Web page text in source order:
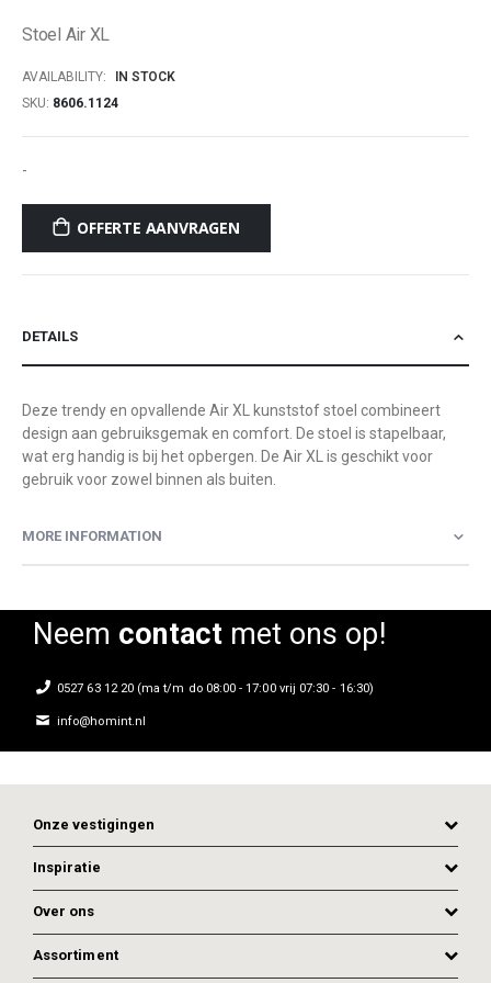
the
gallery
Stoel Air XL
AVAILABILITY:
IN STOCK
SKU 8606.1124
-
OFFERTE AANVRAGEN
DETAILS
Deze trendy en opvallende Air XL kunststof stoel combineert
design aan gebruiksgemak en comfort. De stoel is stapelbaar,
wat erg handig is bij het opbergen. De Air XL is geschikt voor
gebruik voor zowel binnen als buiten.
MORE INFORMATION
Neem contactmet ons op!
0527 63 12 20 (ma t/m do 08:00 - 17:00 vrij 07:30 - 16:30)
info@homint.nl
Onze vestigingen
Inspiratie
Over ons
Assortiment